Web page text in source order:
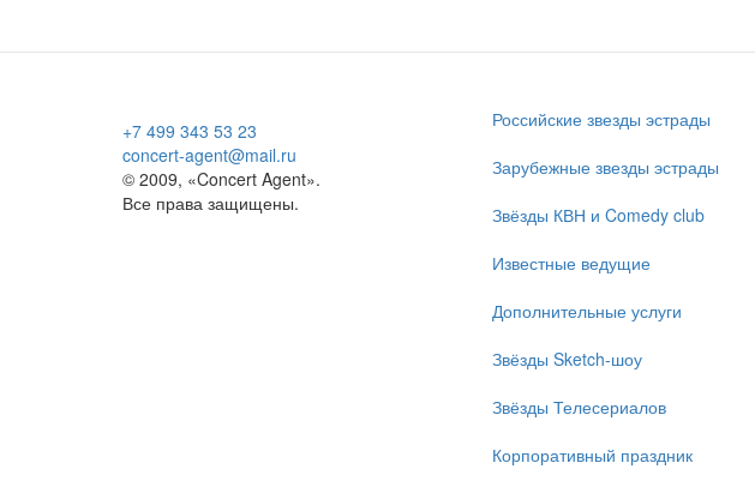
+7 499 343 53 23
concert-agent@mail.ru
© 2009, «Concert Agent».
Все права защищены.
Российские звезды эстрады
Зарубежные звезды эстрады
Звёзды КВН и Comedy club
Известные ведущие
Дополнительные услуги
Звёзды Sketch-шоу
Звёзды Телесериалов
Корпоративный праздник